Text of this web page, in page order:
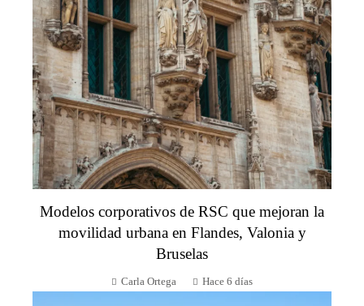
Modelos corporativos de RSC que mejoran la
movilidad urbana en Flandes, Valonia y
Bruselas
Carla Ortega Hace 6 días